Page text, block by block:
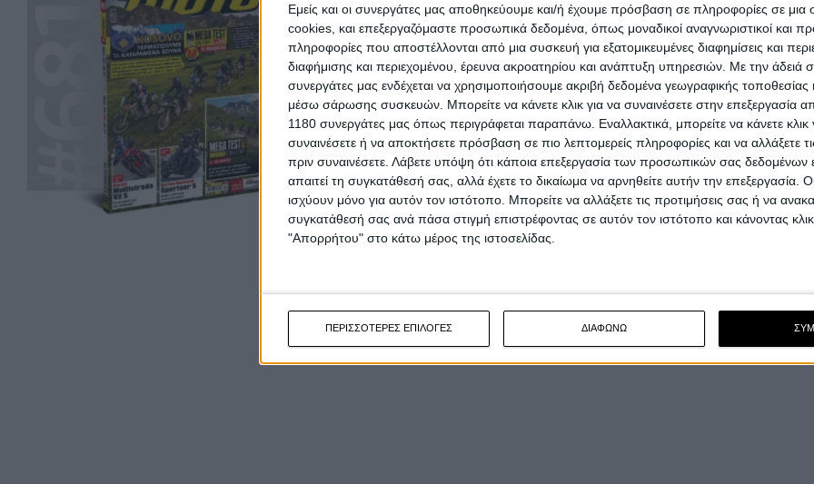
Εμείς και οι συνεργάτες μας αποθηκεύουμε και/ή έχουμε πρόσβαση σε πληροφορίες σε
cookies, και επεξεργαζόμαστε προσωπικά δεδομένα, όπως μοναδικοί αναγνωριστικοί και
πληροφορίες που αποστέλλονται από μια συσκευή για εξατομικευμένες διαφημίσεις και
διαφήμισης και περιεχομένου, έρευνα ακροατηρίου και ανάπτυξη υπηρεσιών. Με την άδειά
συνεργάτες μας ενδέχεται να χρησιμοποιήσουμε ακριβή δεδομένα γεωγραφικής τοποθεσίας
μέσω σάρωσης συσκευών. Μπορείτε να κάνετε κλικ για να συναινέσετε στην επεξεργασία
1180 συνεργάτες μας όπως περιγράφεται παραπάνω. Εναλλακτικά, μπορείτε να κάνετε κλικ
συναινέσετε ή να αποκτήσετε πρόσβαση σε πιο λεπτομερείς πληροφορίες και να αλλάξετε
πριν συναινέσετε. Λάβετε υπόψη ότι κάποια επεξεργασία των προσωπικών σας δεδομένων
απαιτεί τη συγκατάθεσή σας, αλλά έχετε το δικαίωμα να αρνηθείτε αυτήν την επεξεργασία.
ισχύουν μόνο για αυτόν τον ιστότοπο. Μπορείτε να αλλάξετε τις προτιμήσεις σας ή να
συγκατάθεσή σας ανά πάσα στιγμή επιστρέφοντας σε αυτόν τον ιστότοπο και κάνοντας
"Απορρήτου" στο κάτω μέρος της ιστοσελίδας.
ΠΕΡΙΣΣΟΤΕΡΕΣ ΕΠΙΛΟΓΕΣ ΔΙΑΦΩΝΩ